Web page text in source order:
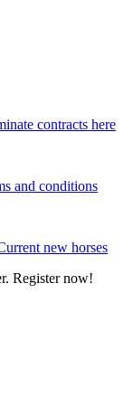
contracts here
and conditions
new horses
Register now!